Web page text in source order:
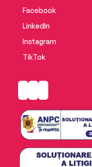
Facebook
LinkedIn
Instagram
TikTok